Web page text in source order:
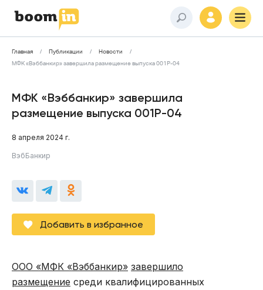
Главная Публикации
Новости
МФК «Вэббанкир» завершила размещение выпуска 001P-04
МФК «Вэббанкир» завершила
размещение выпуска 001P-04
8 апреля 2024 г.
ВэбБанкир
Добавить в избранное
ООО «МФК «Вэббанкир» завершило
размещение среди квалифицированных